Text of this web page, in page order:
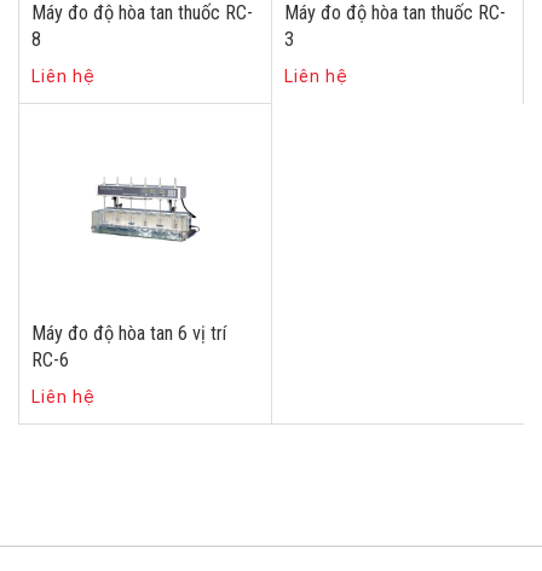
Máy đo độ hòa tan thuốc RC-
8
Liên hệ
Máy đo độ hòa tan thuốc RC-
3
Liên hệ
Máy đo độ hòa tan 6 vị trí
RC-6
Liên hệ